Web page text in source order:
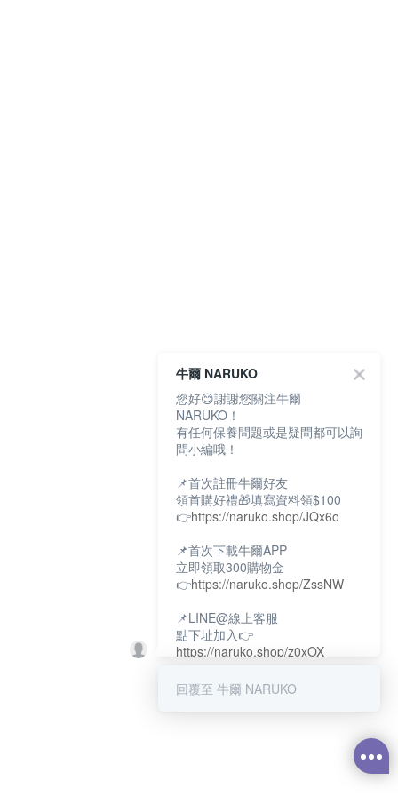
牛爾 NARUKO
您好😊謝謝您關注牛爾
NARUKO！
有任何保養問題或是疑問都可以詢
問小編哦！
📌首次註冊牛爾好友
領首購好禮🎁填寫資料領$100
👉https://naruko.shop/JQx6o
📌首次下載牛爾APP
立即領取300購物金
👉https://naruko.shop/ZssNW
📌LINE@線上客服
點下址加入👉
https://naruko.shop/z0xOX
📌電話客服：02-26581707
回覆至 牛爾 NARUKO